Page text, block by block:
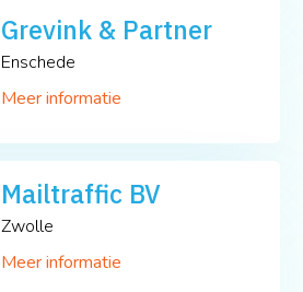
Grevink & Partner
Enschede
Meer informatie
Mailtraffic BV
Zwolle
Meer informatie